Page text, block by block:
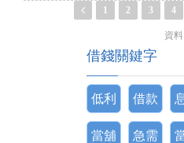
1 2 3 4
資
借錢關鍵字
低利 借款
當舖 急需